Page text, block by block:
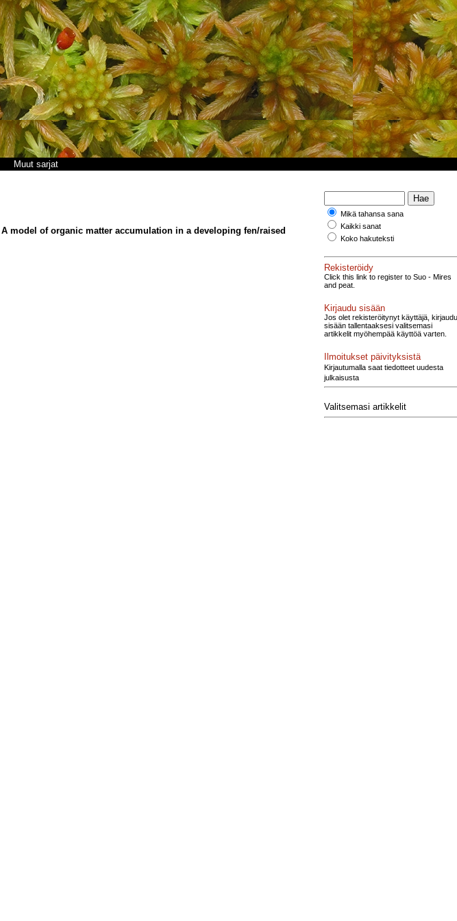
Muut sarjat
A model of organic matter accumulation in a developing fen/raised
Mikä tahansa sana
Kaikki sanat
Koko hakuteksti
Rekisteröidy
Click this link to register to Suo - Mires
and peat.
Kirjaudu sisään
Jos olet rekisteröitynyt käyttäjä, kirjaudu
sisään tallentaaksesi valitsemasi
artikkelit myöhempää käyttöä varten.
Ilmoitukset päivityksistä
Kirjautumalla saat tiedotteet uudesta
julkaisusta
Valitsemasi artikkelit